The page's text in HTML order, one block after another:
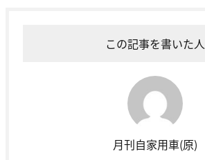
この記事を書いた人
月刊自家用車(原)